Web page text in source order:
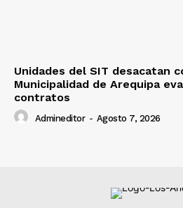
Unidades del SIT desacatan
Municipalidad de Arequipa
contratos
Admineditor - Agosto 7, 2026